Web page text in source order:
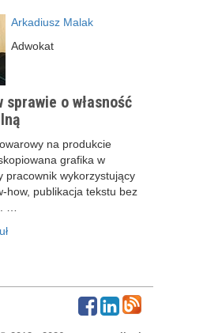
Arkadiusz Malak
Adwokat
sprawie o własność
na produkcie
grafika w
pracownik wykorzystujący
how, publikacja tekstu bez
…